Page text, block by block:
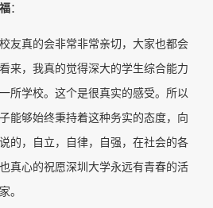
：
友真的会非常非常亲切，大家也都会
来，我真的觉得深大的学生综合能力
所学校。这个是很真实的感受。所以
能够始终秉持着这种务实的态度，向
的，自立，自律，自强，在社会的各
真心的祝愿深圳大学永远有青春的活
。